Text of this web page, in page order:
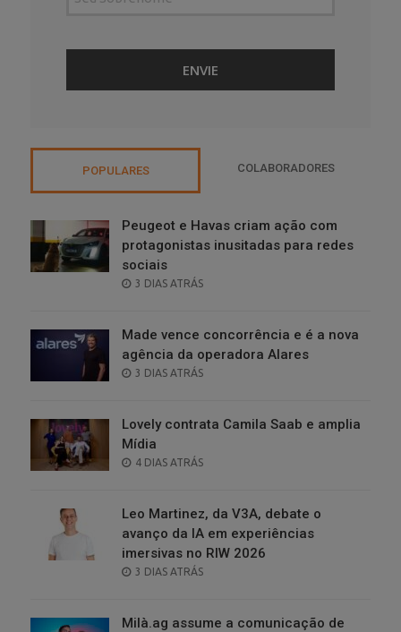
POPULARES COLABORADORES
Peugeot e Havas criam ação com
protagonistas inusitadas para redes
sociais
POSTED
3 DIAS ATRÁS
Made vence concorrência e é a nova
agência da operadora Alares
POSTED
3 DIAS ATRÁS
Lovely contrata Camila Saab e amplia
Mídia
POSTED
4 DIAS ATRÁS
Leo Martinez, da V3A, debate o
avanço da IA em experiências
imersivas no RIW 2026
POSTED
3 DIAS ATRÁS
Milà.ag assume a comunicação de